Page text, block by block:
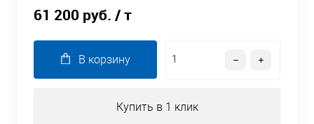
61 200 руб. / т
В корзину
Купить в 1 клик